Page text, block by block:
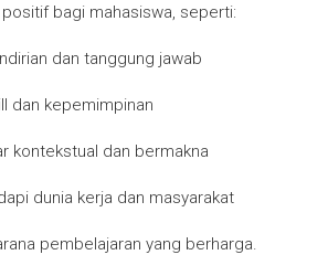
bagi mahasiswa, seperti:
dan tanggung jawab
dan kepemimpinan
kontekstual dan bermakna
dunia kerja dan masyarakat
pembelajaran yang berharga.